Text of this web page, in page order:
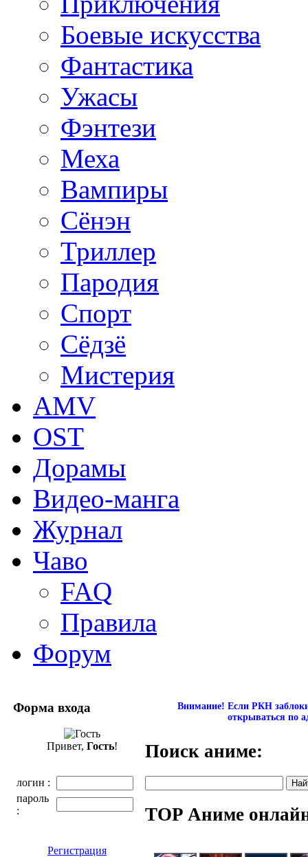
Боевые искусства
Фантастика
Ужасы
Фэнтези
Меха
Вампиры
Сёнэн
Триллер
Пародия
Спорт
Сёдзё
Мистерия
AMV
OST
Дорамы
Видео-манга
Журнал
Чаво
FAQ
Правила
Форум
Форма входа
Привет, Гость!
логин :
пароль
:
Регистрация
Внимание! Если РКН
открываться по
Поиск аниме:
TOP Аниме